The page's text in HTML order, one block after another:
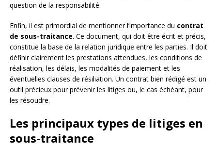
question de la responsabilité.
Enfin, il est primordial de mentionner l’importance du contrat
de sous-traitance. Ce document, qui doit être écrit et précis,
constitue la base de la relation juridique entre les parties. Il doit
définir clairement les prestations attendues, les conditions de
réalisation, les délais, les modalités de paiement et les
éventuelles clauses de résiliation. Un contrat bien rédigé est un
outil précieux pour prévenir les litiges ou, le cas échéant, pour
les résoudre.
Les principaux types de litiges en
sous-traitance